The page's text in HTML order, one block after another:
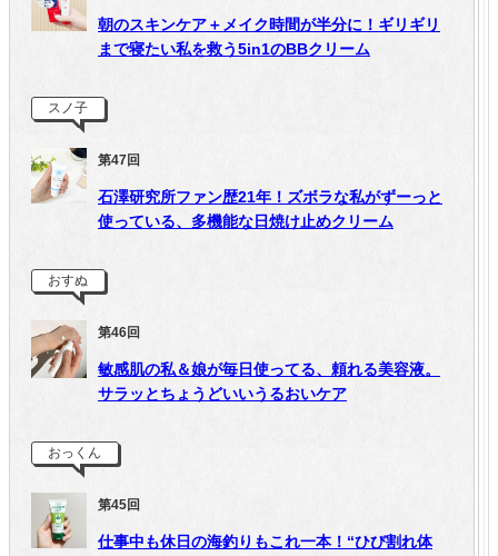
朝のスキンケア＋メイク時間が半分に！ギリギリ
まで寝たい私を救う5in1のBBクリーム
スノ子
第47回
石澤研究所ファン歴21年！ズボラな私がずーっと
使っている、多機能な日焼け止めクリーム
おすぬ
第46回
敏感肌の私＆娘が毎日使ってる、頼れる美容液。
サラッとちょうどいいうるおいケア
おっくん
第45回
仕事中も休日の海釣りもこれ一本！“ひび割れ体